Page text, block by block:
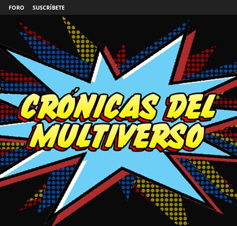
FORO SUSCRÍBETE